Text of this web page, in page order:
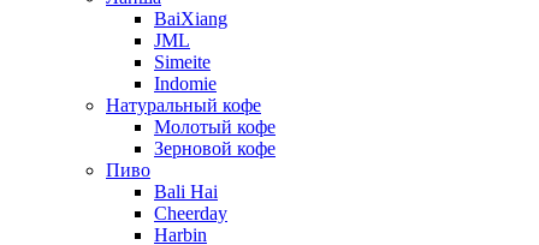
BaiXiang
JML
Simeite
Indomie
Натуральный кофе
Молотый кофе
Зерновой кофе
Пиво
Bali Hai
Cheerday
Harbin